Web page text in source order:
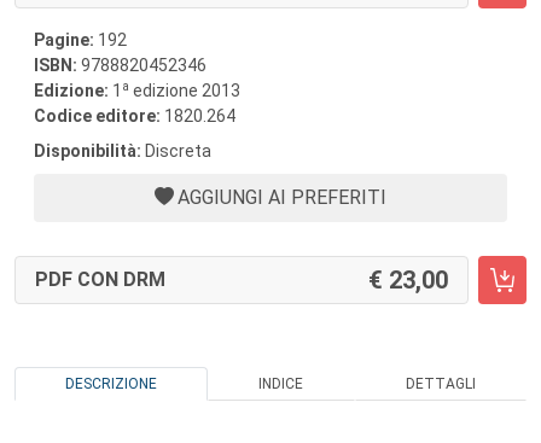
Pagine: 192
ISBN: 9788820452346
Edizione: 1 a edizione 2013
Codice editore: 1820.264
Disponibilità: Discreta
AGGIUNGI AI PREFERITI
PDF CON DRM 23,00
DESCRIZIONE INDICE DETTAGLI